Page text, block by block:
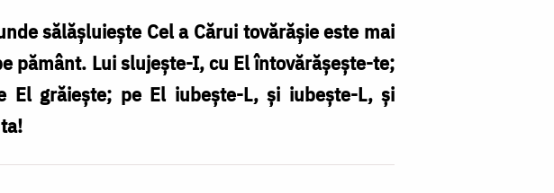
sălăşluieşte Cel a Cărui tovărăşie este mai
pământ. Lui slujeşte-I, cu El întovărăşeşte-te;
El grăieşte; pe El iubeşte-L, şi iubeşte-L, şi